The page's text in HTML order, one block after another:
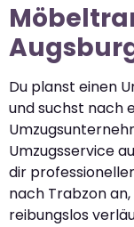
Du planst einen
und suchst nach
Umzugsservice
dir
nach Trabzon
reibungslos